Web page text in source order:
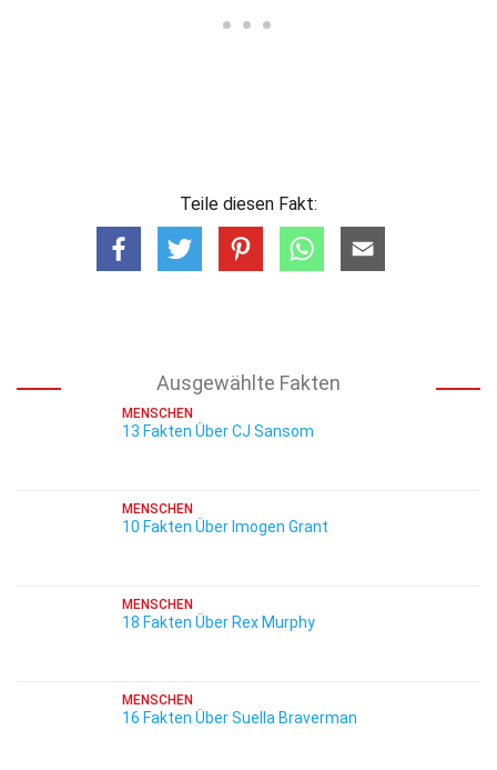
Teile diesen Fakt:
Ausgewählte Fakten
MENSCHEN
13 Fakten Über CJ Sansom
MENSCHEN
10 Fakten Über Imogen Grant
MENSCHEN
18 Fakten Über Rex Murphy
MENSCHEN
16 Fakten Über Suella Braverman